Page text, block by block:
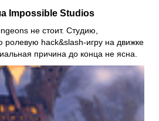
Impossible Studios
не стоит. Студию,
ролевую hack&slash-игру на движке
причина до конца не ясна.